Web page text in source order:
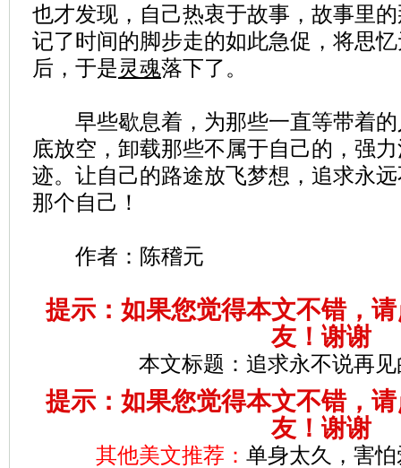
也才发现，自己热衷于故事，故事里
记了时间的脚步走的如此急促，将思
后，于是灵魂落下了。
早些歇息着，为那些一直等带着的
底放空，卸载那些不属于自己的，强
迹。让自己的路途放飞梦想，追求永
那个自己！
作者：陈稽元
提示：如果您觉得本文不错，
友！谢谢
本文标题： 追求永不说再
提示：如果您觉得本文不错，
友！谢谢
其他美文推荐： 单身太久，害